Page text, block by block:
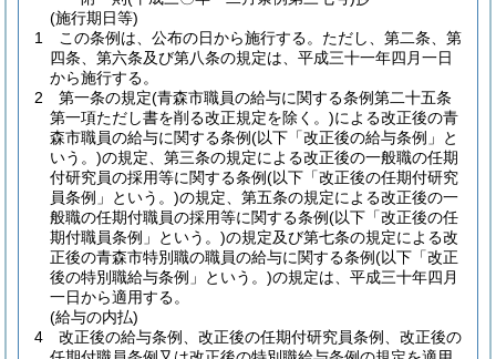
(施行期日等)
1
この条例は、公布の日から施行する。 ただし、第二条、第
四条、第六条及び第八条の規定は、平成三十一年四月一日
から施行する。
2
第一条の規定(青森市職員の給与に関する条例第二十五条
第一項ただし書を削る改正規定を除く。)による改正後の青
森市職員の給与に関する条例(以下「改正後の給与条例」と
いう。)の規定、第三条の規定による改正後の一般職の任期
付研究員の採用等に関する条例(以下「改正後の任期付研究
員条例」という。)の規定、第五条の規定による改正後の一
般職の任期付職員の採用等に関する条例(以下「改正後の任
期付職員条例」という。)の規定及び第七条の規定による改
正後の青森市特別職の職員の給与に関する条例(以下「改正
後の特別職給与条例」という。)の規定は、平成三十年四月
一日から適用する。
(給与の内払)
4
改正後の給与条例、改正後の任期付研究員条例、改正後の